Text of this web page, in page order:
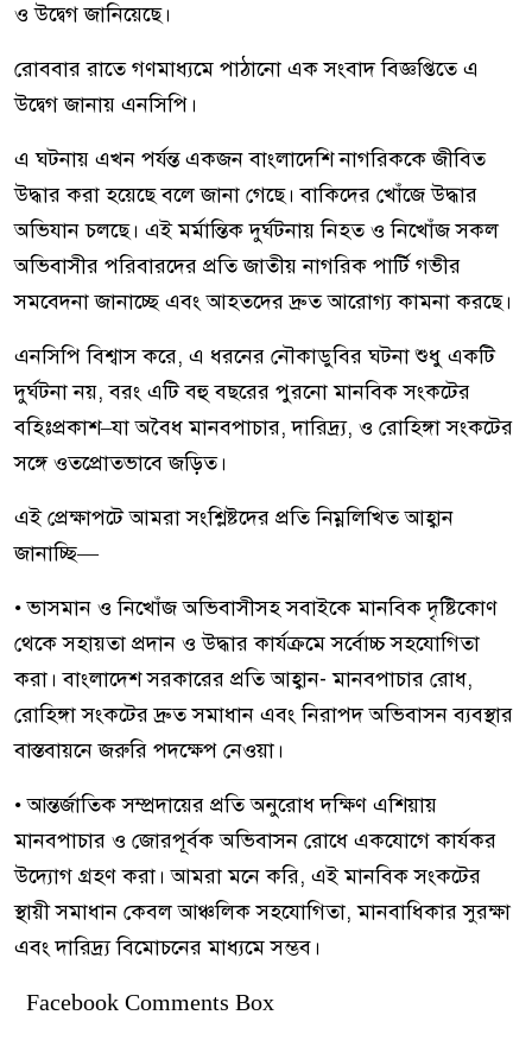
ও উদ্বেগ জানি‌য়ে‌ছে।
রোববার রা‌তে গণমাধ‌্যমে পাঠা‌নো এক সংবাদ বিজ্ঞ‌প্তি‌তে এ
উদ্বেগ জানায় এনসিপি।
এ ঘটনায় এখন পর্যন্ত একজন বাংলাদেশি নাগরিককে জীবিত
উদ্ধার করা হয়েছে বলে জানা গেছে। বাকিদের খোঁজে উদ্ধার
অভিযান চলছে। এই মর্মান্তিক দুর্ঘটনায় নিহত ও নিখোঁজ সকল
অভিবাসীর পরিবারদের প্রতি জাতীয় নাগরিক পার্টি গভীর
সমবেদনা জানাচ্ছে এবং আহতদের দ্রুত আরোগ্য কামনা করছে।
এনসিপি বিশ্বাস করে, এ ধরনের নৌকাডুবির ঘটনা শুধু একটি
দুর্ঘটনা নয়, বরং এটি বহু বছরের পুরনো মানবিক সংকটের
বহিঃপ্রকাশ–যা অবৈধ মানবপাচার, দারিদ্র্য, ও রোহিঙ্গা সংকটের
সঙ্গে ওতপ্রোতভাবে জড়িত।
এই প্রেক্ষাপটে আমরা সংশ্লিষ্টদের প্রতি নিম্নলিখিত আহ্বান
জানাচ্ছি—
• ভাসমান ও নিখোঁজ অভিবাসীসহ সবাইকে মানবিক দৃষ্টিকোণ
থেকে সহায়তা প্রদান ও উদ্ধার কার্যক্রমে সর্বোচ্চ সহযোগিতা
করা। বাংলাদেশ সরকারের প্রতি আহ্বান- মানবপাচার রোধ,
রোহিঙ্গা সংকটের দ্রুত সমাধান এবং নিরাপদ অভিবাসন ব্যবস্থার
বাস্তবায়নে জরুরি পদক্ষেপ নেওয়া।
• আন্তর্জাতিক সম্প্রদায়ের প্রতি অনুরোধ দক্ষিণ এশিয়ায়
মানবপাচার ও জোরপূর্বক অভিবাসন রোধে একযোগে কার্যকর
উদ্যোগ গ্রহণ করা। আমরা মনে করি, এই মানবিক সংকটের
স্থায়ী সমাধান কেবল আঞ্চলিক সহযোগিতা, মানবাধিকার সুরক্ষা
এবং দারিদ্র্য বিমোচনের মাধ্যমে সম্ভব।
Facebook Comments Box